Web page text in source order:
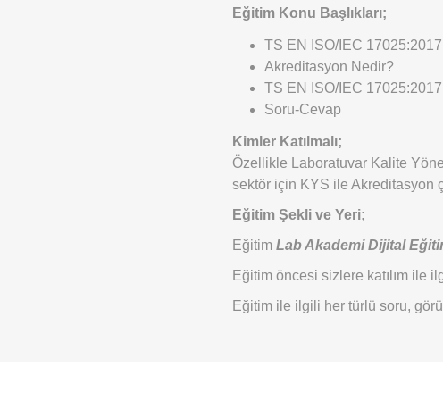
Eğitim Konu Başlıkları;
TS EN ISO/IEC
Akreditasyon Nedir?
TS EN ISO/IEC 17025:2017
Soru-Cevap
Kimler Katılmalı;
Özellikle Laboratuvar Kalite
sektör için KYS ile Akreditasyon
Eğitim Şekli ve Yeri;
Eğitim Lab Akademi Dijital
Eğitim öncesi sizlere katılım ile
Eğitim ile ilgili her türlü soru,